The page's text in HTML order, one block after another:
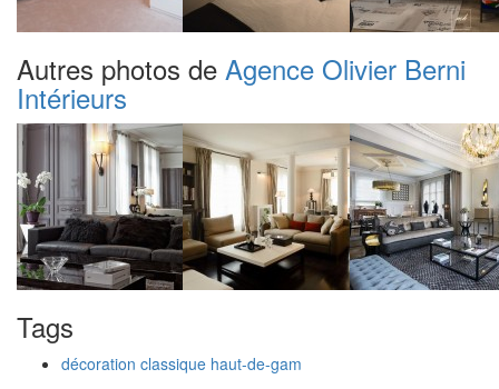
Autres photos de Agence Olivier Berni
Intérieurs
Tags
décoration classique haut-de-gam